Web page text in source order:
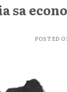
sa
POSTED